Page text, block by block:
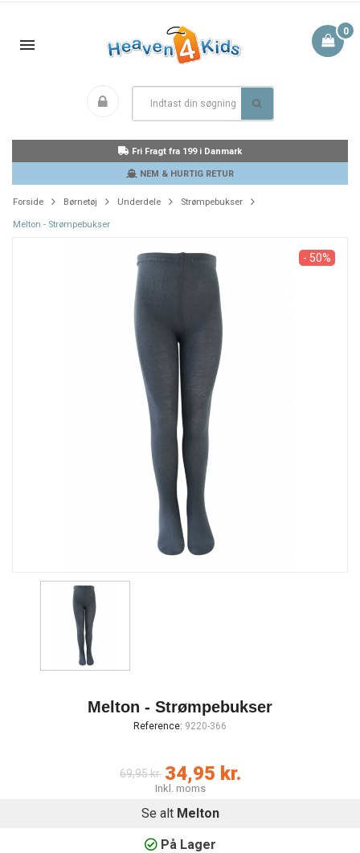
0
Fri Fragt fra 199 i Danmark
NEM & HURTIG RETUR
Forside Børnetøj Underdele Strømpebukser
Melton - Strømpebukser
- 50%
Melton - Strømpebukser
Reference: 9220-366
69,95 kr. 34,95 kr.
Inkl. moms
Se alt Melton
På Lager